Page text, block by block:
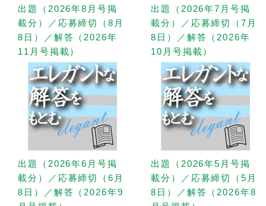
出題（2026年8月号掲
載分）／応募締切（8月
8日）／解答（2026年
11月号掲載）
出題（2026年7月号掲
載分）／応募締切（7月
8日）／解答（2026年
10月号掲載）
出題（2026年6月号掲
載分）／応募締切（6月
8日）／解答（2026年9
出題（2026年5月号掲
載分）／応募締切（5月
8日）／解答（2026年8